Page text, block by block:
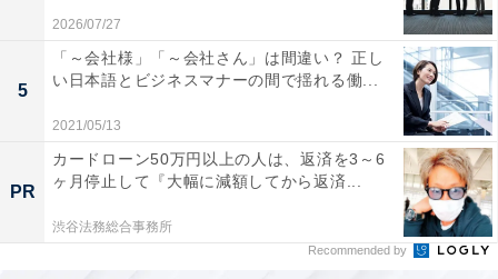
同氏は「Twitterという名前は『140文字のメッセージが
鳥のさえずりのようにやりとりされるだけだった時代』
には意味があったが、現在のTwitterはそれとは大きく異
なっており、ユーザーは『数時間の動画を含めたほぼあ
らゆるもの』を投稿できるようになった」と指摘してい
ます。※tweetとは鳥のさえずりを意味する
Twitter was acquired by X Corp both to ensure
2026/07/27
5
「～会社様」「～会社さん」は間違い？ 正し
い日本語とビジネスマナーの間で揺れる働...
2021/05/13
PR
カードローン50万円以上の人は、返済を3～6
ヶ月停止して『大幅に減額してから返済...
渋谷法務総合事務所
Recommended by